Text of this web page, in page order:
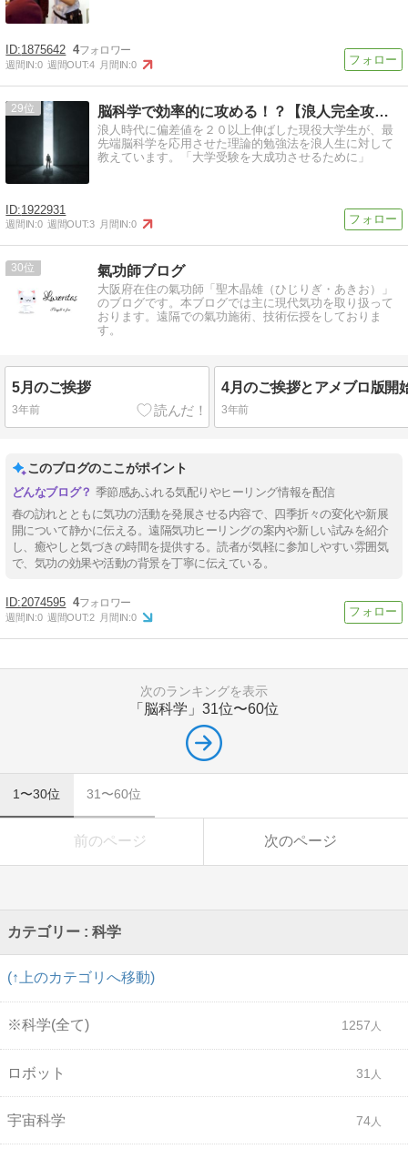
1875642 4
週間IN:0 週間OUT:4 月間IN:0
29 脳科学で効率的に攻める！？【浪人完全攻略プログラム】
浪人時代に偏差値を２０以上伸ばした現役大学生が、最
先端脳科学を応用させた理論的勉強法を浪人生に対して
教えています。「大学受験を大成功させるために」
1922931
週間IN:0 週間OUT:3 月間IN:0
30 氣功師ブログ
大阪府在住の氣功師「聖木晶雄（ひじりぎ・あきお）」
のブログです。本ブログでは主に現代気功を取り扱って
おります。遠隔での氣功施術、技術伝授をしておりま
す。
5月のご挨拶
3年前 3年前
このブログのここがポイント
季節感あふれる気配りやヒーリング情報を配信
春の訪れとともに気功の活動を発展させる内容で、四季折々の変化や新展
開について静かに伝える。遠隔気功ヒーリングの案内や新しい試みを紹介
し、癒やしと気づきの時間を提供する。読者が気軽に参加しやすい雰囲気
で、気功の効果や活動の背景を丁寧に伝えている。
2074595 4
週間IN:0 週間OUT:2 月間IN:0
次のランキングを表示
「脳科学」 31位〜60位
1〜30位 31〜60位
前のページ 次のページ
カテゴリー : 科学
(↑上のカテゴリへ移動)
※科学(全て) 1257
ロボット 31
宇宙科学 74